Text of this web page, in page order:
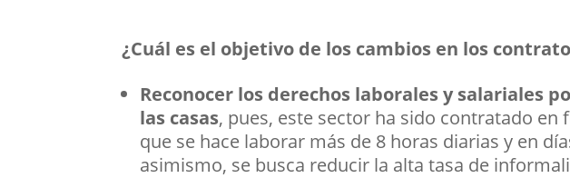
¿Cuál es el objetivo de los cambios en los
Reconocer los derechos laborales y salariales
las casas, pues, este sector ha sido contratado
que se hace laborar más de 8 horas diarias y en
asimismo, se busca reducir la alta tasa de